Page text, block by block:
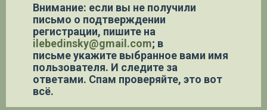
Внимание: если вы не получили
письмо о подтверждении
регистрации, пишите на
ilebedinsky@gmail.com; в
письме укажите выбранное вами имя
пользователя. И следите за
ответами. Спам проверяйте, это вот
всё.